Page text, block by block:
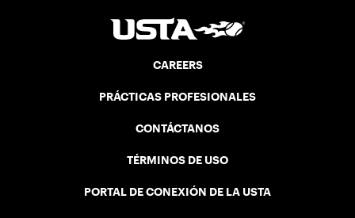
CAREERS
PRÁCTICAS PROFESIONALES
CONTÁCTANOS
TÉRMINOS DE USO
PORTAL DE CONEXIÓN DE LA USTA